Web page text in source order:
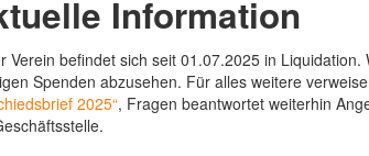
Information
Verein befindet sich seit 01.07.2025 in Liquidation.
Spenden abzusehen. Für alles weitere
2025“, Fragen beantwortet weiterhin